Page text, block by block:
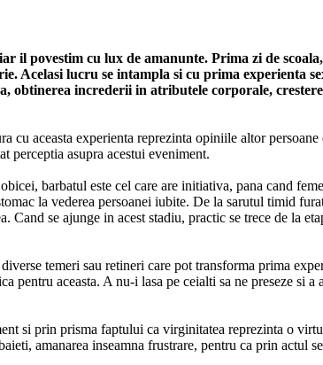
povestim cu lux de amanunte. Prima zi de
Acelasi lucru se intampla si cu prima experienta
obtinerea increderii in atributele corporale,
aceasta experienta reprezinta opiniile altor persoane
perceptia asupra acestui eveniment.
barbatul este cel care are initiativa, pana cand
la vederea persoanei iubite. De la sarutul timid
se ajunge in acest stadiu, practic se trece de la
temeri sau retineri care pot transforma prima
pentru aceasta. A nu-i lasa pe ceialti sa ne preseze si
si prin prisma faptului ca virginitatea reprezinta o
amanarea inseamna frustrare, pentru ca prin actul